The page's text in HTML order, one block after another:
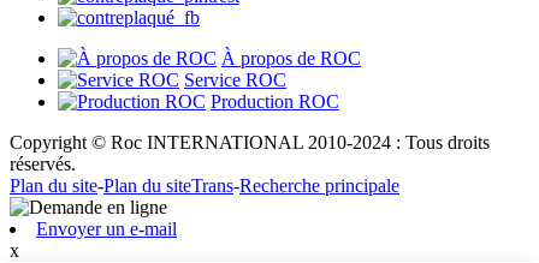
À propos de ROC
Service ROC
Production ROC
Copyright © Roc INTERNATIONAL 2010-2024 : Tous droits
réservés.
Plan du site-Plan du siteTrans-Recherche principale
Envoyer un e-mail
x